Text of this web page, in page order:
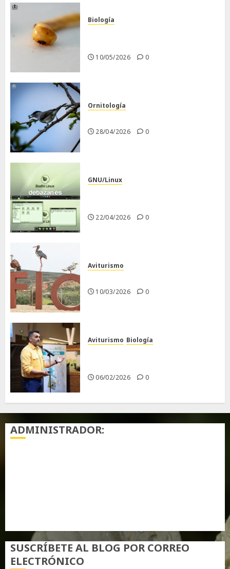
Biología
10/05/2026 0
Ornitología
28/04/2026 0
GNU/Linux
22/04/2026 0
Aviturismo
10/03/2026 0
Aviturismo Biología
06/02/2026 0
ADMINISTRADOR:
SUSCRÍBETE AL BLOG POR CORREO
ELECTRÓNICO